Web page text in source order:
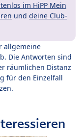
im HiPP Mein
und deine Club-
allgemeine
Die Antworten sind
räumlichen Distanz
für den Einzelfall